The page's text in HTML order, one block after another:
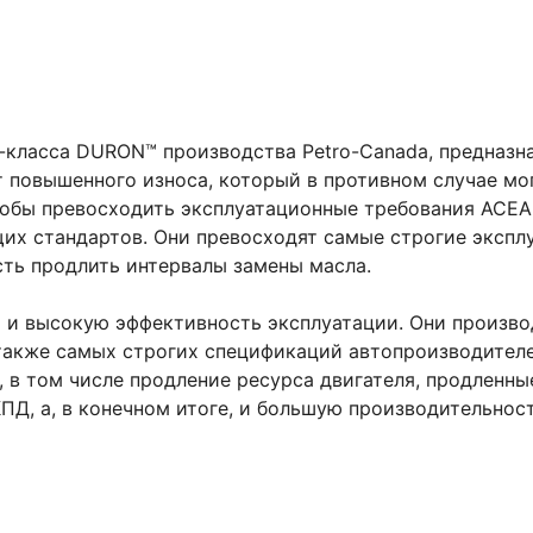
DURON™ производства Petro-Canada,
износа, который в противном случае
превосходить эксплуатационные требования
стандартов. Они превосходят самые строгие
продлить интервалы замены масла.
высокую эффективность эксплуатации. Они
самых строгих спецификаций
том числе продление ресурса двигателя,
а, в конечном итоге, и большую